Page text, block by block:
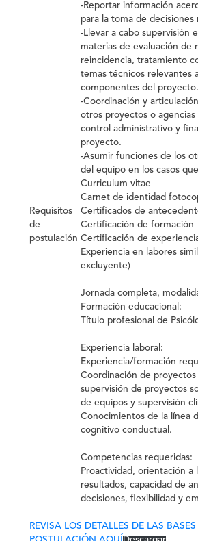
-Reportar información
para la toma de
-Llevar a cabo supervisión
materias de evaluación de
reincidencia, tratamiento
temas técnicos relevantes
componentes del proyecto.
-Coordinación y
otros proyectos o agencias
control administrativo y
proyecto.
-Asumir funciones de los
del equipo en los casos
Requisitos
de
postulación
Curriculum vitae
Carnet de identidad
Certificados de
Certificación de formación
Certificación de
Experiencia en labores
excluyente)
Jornada completa,
Formación educacional:
Título profesional de
Experiencia laboral:
Experiencia/formación
Coordinación de proyectos
supervisión de proyectos
de equipos y supervisión
Conocimientos de la línea
cognitivo conductual.
Competencias requeridas:
Proactividad, orientación a
resultados, capacidad de
decisiones, flexibilidad y
REVISA LOS DETALLES DE LAS BASES